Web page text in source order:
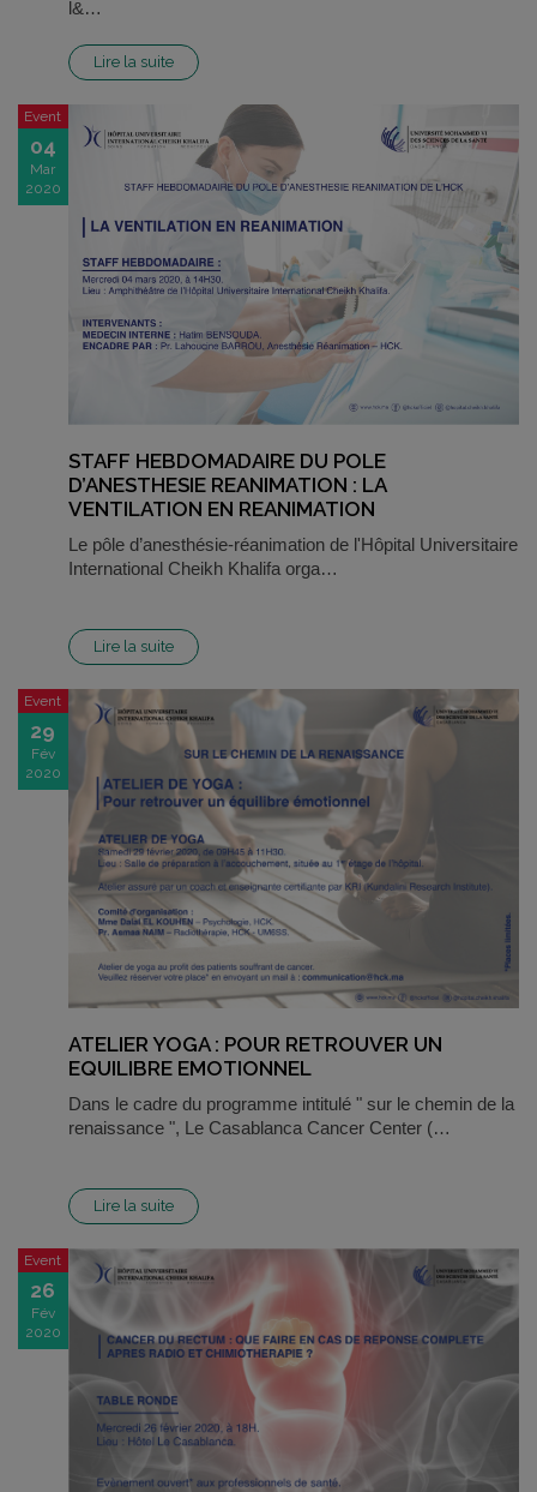
l&…
Lire la suite
Event
04
Mar
2020
STAFF HEBDOMADAIRE DU POLE
D’ANESTHESIE REANIMATION : LA
VENTILATION EN REANIMATION
Le pôle d’anesthésie-réanimation de l'Hôpital Universitaire
International Cheikh Khalifa orga…
Lire la suite
Event
29
Fév
2020
ATELIER YOGA : POUR RETROUVER UN
EQUILIBRE EMOTIONNEL
Dans le cadre du programme intitulé " sur le chemin de la
renaissance ", Le Casablanca Cancer Center (…
Lire la suite
Event
26
Fév
2020